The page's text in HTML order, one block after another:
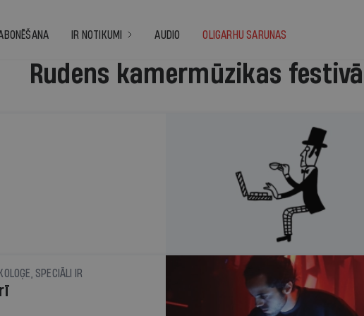
IR NOTIKUMI AUDIO OLIGARHU SARUNAS
Rudens kamermūzikas
SPECIĀLI IR